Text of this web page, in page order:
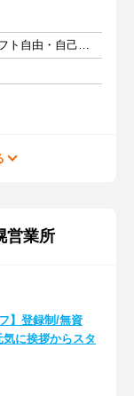
週2日以上 1日4時間以上 シフト自由・自己申告
営業所
】登録制/無資
に挨拶からスタ